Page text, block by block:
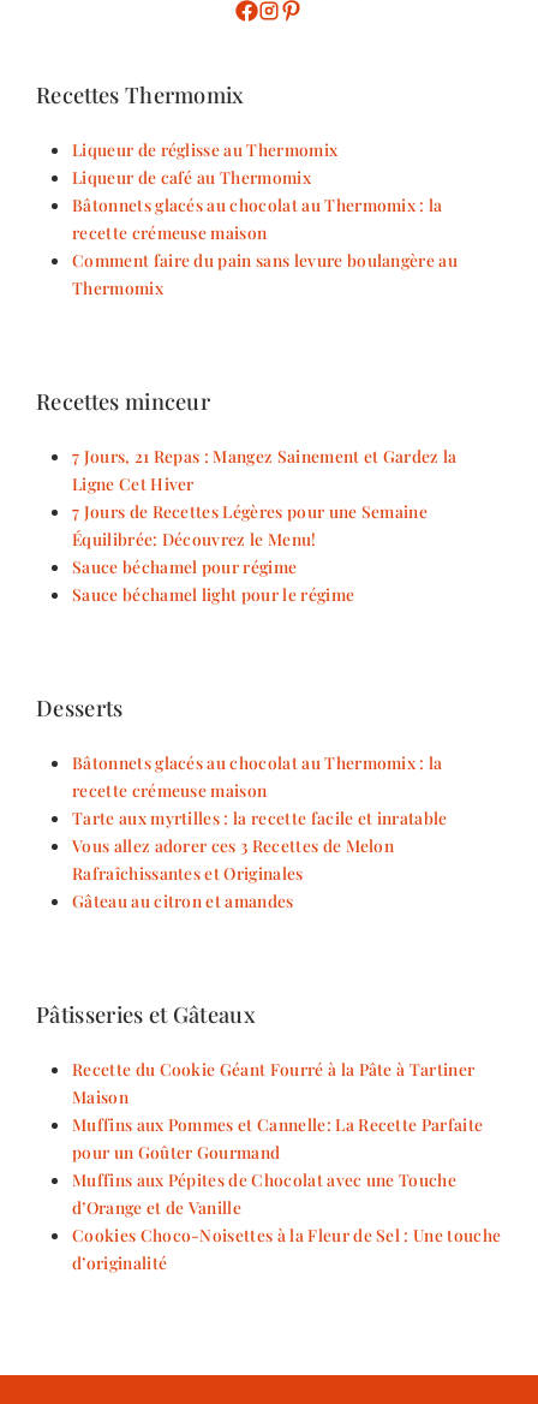
Recettes Thermomix
Liqueur de réglisse au Thermomix
Liqueur de café au Thermomix
Bâtonnets glacés au chocolat au Thermomix : la
recette crémeuse maison
Comment faire du pain sans levure boulangère au
Thermomix
Recettes minceur
7 Jours, 21 Repas : Mangez Sainement et Gardez la
Ligne Cet Hiver
7 Jours de Recettes Légères pour une Semaine
Équilibrée: Découvrez le Menu!
Sauce béchamel pour régime
Sauce béchamel light pour le régime
Desserts
Bâtonnets glacés au chocolat au Thermomix : la
recette crémeuse maison
Tarte aux myrtilles : la recette facile et inratable
Vous allez adorer ces 3 Recettes de Melon
Rafraîchissantes et Originales
Gâteau au citron et amandes
Pâtisseries et Gâteaux
Recette du Cookie Géant Fourré à la Pâte à Tartiner
Maison
Muffins aux Pommes et Cannelle: La Recette Parfaite
pour un Goûter Gourmand
Muffins aux Pépites de Chocolat avec une Touche
d’Orange et de Vanille
Cookies Choco-Noisettes à la Fleur de Sel : Une touche
d’originalité